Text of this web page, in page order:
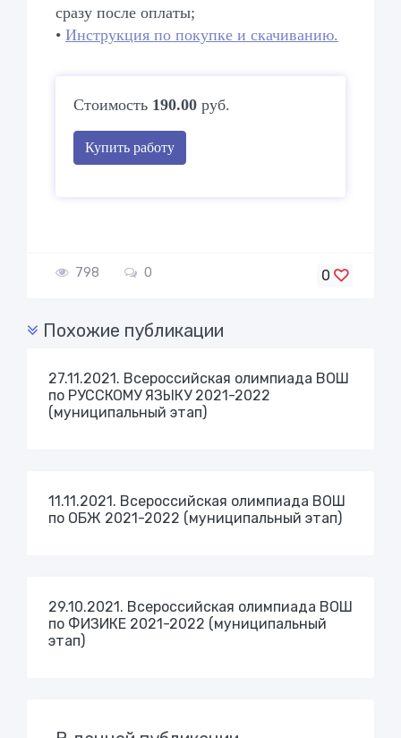
сразу после оплаты;
• Инструкция по покупке и скачиванию.
Стоимость 190.00 руб.
Купить работу
798 0 0
Похожие публикации
27.11.2021. Всероссийская олимпиада ВОШ
по РУССКОМУ ЯЗЫКУ 2021-2022
(муниципальный этап)
11.11.2021. Всероссийская олимпиада ВОШ
по ОБЖ 2021-2022 (муниципальный этап)
29.10.2021. Всероссийская олимпиада ВОШ
по ФИЗИКЕ 2021-2022 (муниципальный
этап)